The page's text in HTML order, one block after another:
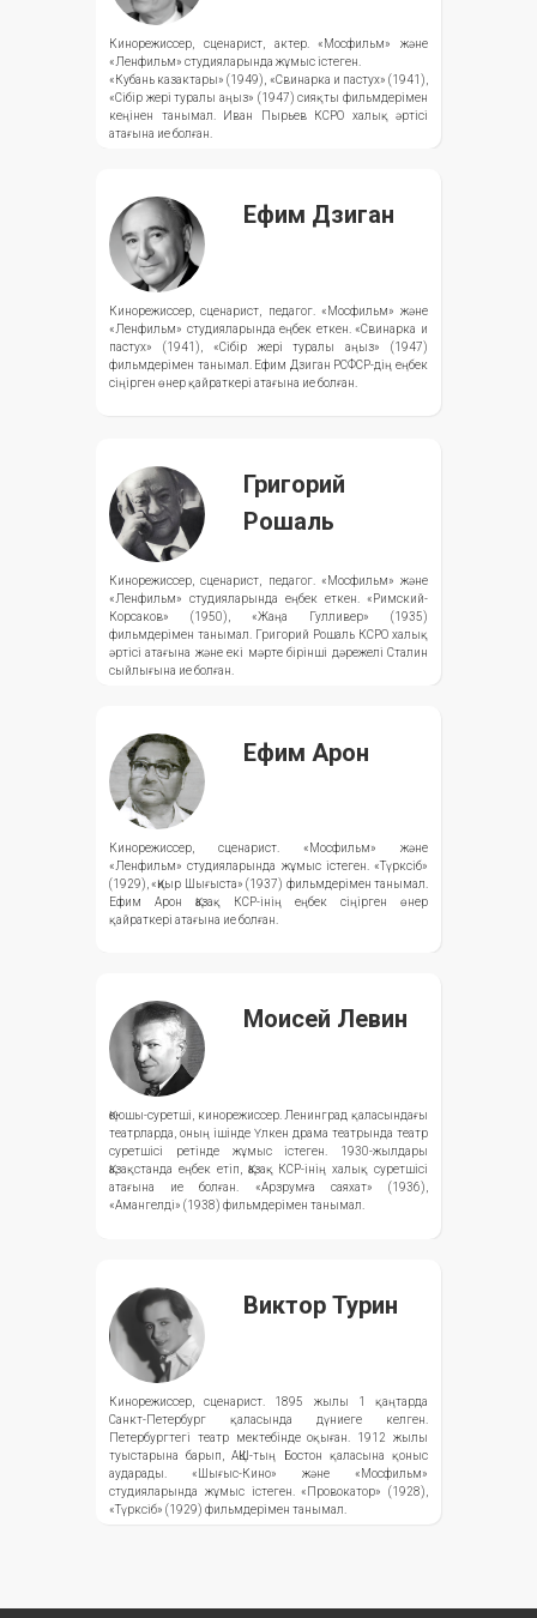
Кинорежиссер, сценарист, актер. «Мосфильм» және
«Ленфильм» студияларында жұмыс істеген.
«Кубань казактары» (1949), «Свинарка и пастух» (1941),
«Сібір жері туралы аңыз» (1947) сияқты фильмдерімен
кеңінен танымал. Иван Пырьев КСРО халық әртісі
атағына ие болған.
Ефим Дзиган
Кинорежиссер, сценарист, педагог. «Мосфильм» және
«Ленфильм» студияларында еңбек еткен. «Свинарка и
пастух» (1941), «Сібір жері туралы аңыз» (1947)
фильмдерімен танымал. Ефим Дзиган РСФСР-дің еңбек
сіңірген өнер қайраткері атағына ие болған.
Григорий
Рошаль
Кинорежиссер, сценарист, педагог. «Мосфильм» және
«Ленфильм» студияларында еңбек еткен. «Римский-
Корсаков» (1950), «Жаңа Гулливер» (1935)
фильмдерімен танымал. Григорий Рошаль КСРО халық
әртісі атағына және екі мәрте бірінші дәрежелі Сталин
сыйлығына ие болған.
Ефим Арон
Кинорежиссер, сценарист. «Мосфильм» және
«Ленфильм» студияларында жұмыс істеген. «Түрксіб»
(1929), «Қиыр Шығыста» (1937) фильмдерімен танымал.
Ефим Арон Қазақ КСР-інің еңбек сіңірген өнер
қайраткері атағына ие болған.
Моисей Левин
Қоюшы-суретші, кинорежиссер. Ленинград қаласындағы
театрларда, оның ішінде Үлкен драма театрында театр
суретшісі ретінде жұмыс істеген. 1930-жылдары
Қазақстанда еңбек етіп, Қазақ КСР-інің халық суретшісі
атағына ие болған. «Арзрумға саяхат» (1936),
«Амангелді» (1938) фильмдерімен танымал.
Виктор Турин
Кинорежиссер, сценарист. 1895 жылы 1 қаңтарда
Санкт-Петербург қаласында дүниеге келген.
Петербургтегі театр мектебінде оқыған. 1912 жылы
туыстарына барып, АҚШ-тың Бостон қаласына қоныс
аударады. «Шығыс-Кино» және «Мосфильм»
студияларында жұмыс істеген. «Провокатор» (1928),
«Түрксіб» (1929) фильмдерімен танымал.